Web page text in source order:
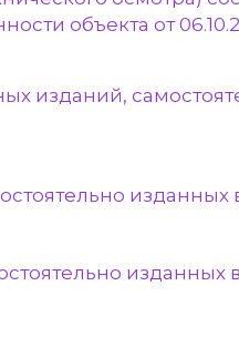
объекта от
изданий,
изданных
изданных в